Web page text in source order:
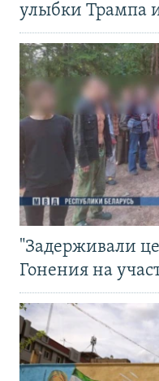
улыбки Трампа
"Задерживали
Гонения на